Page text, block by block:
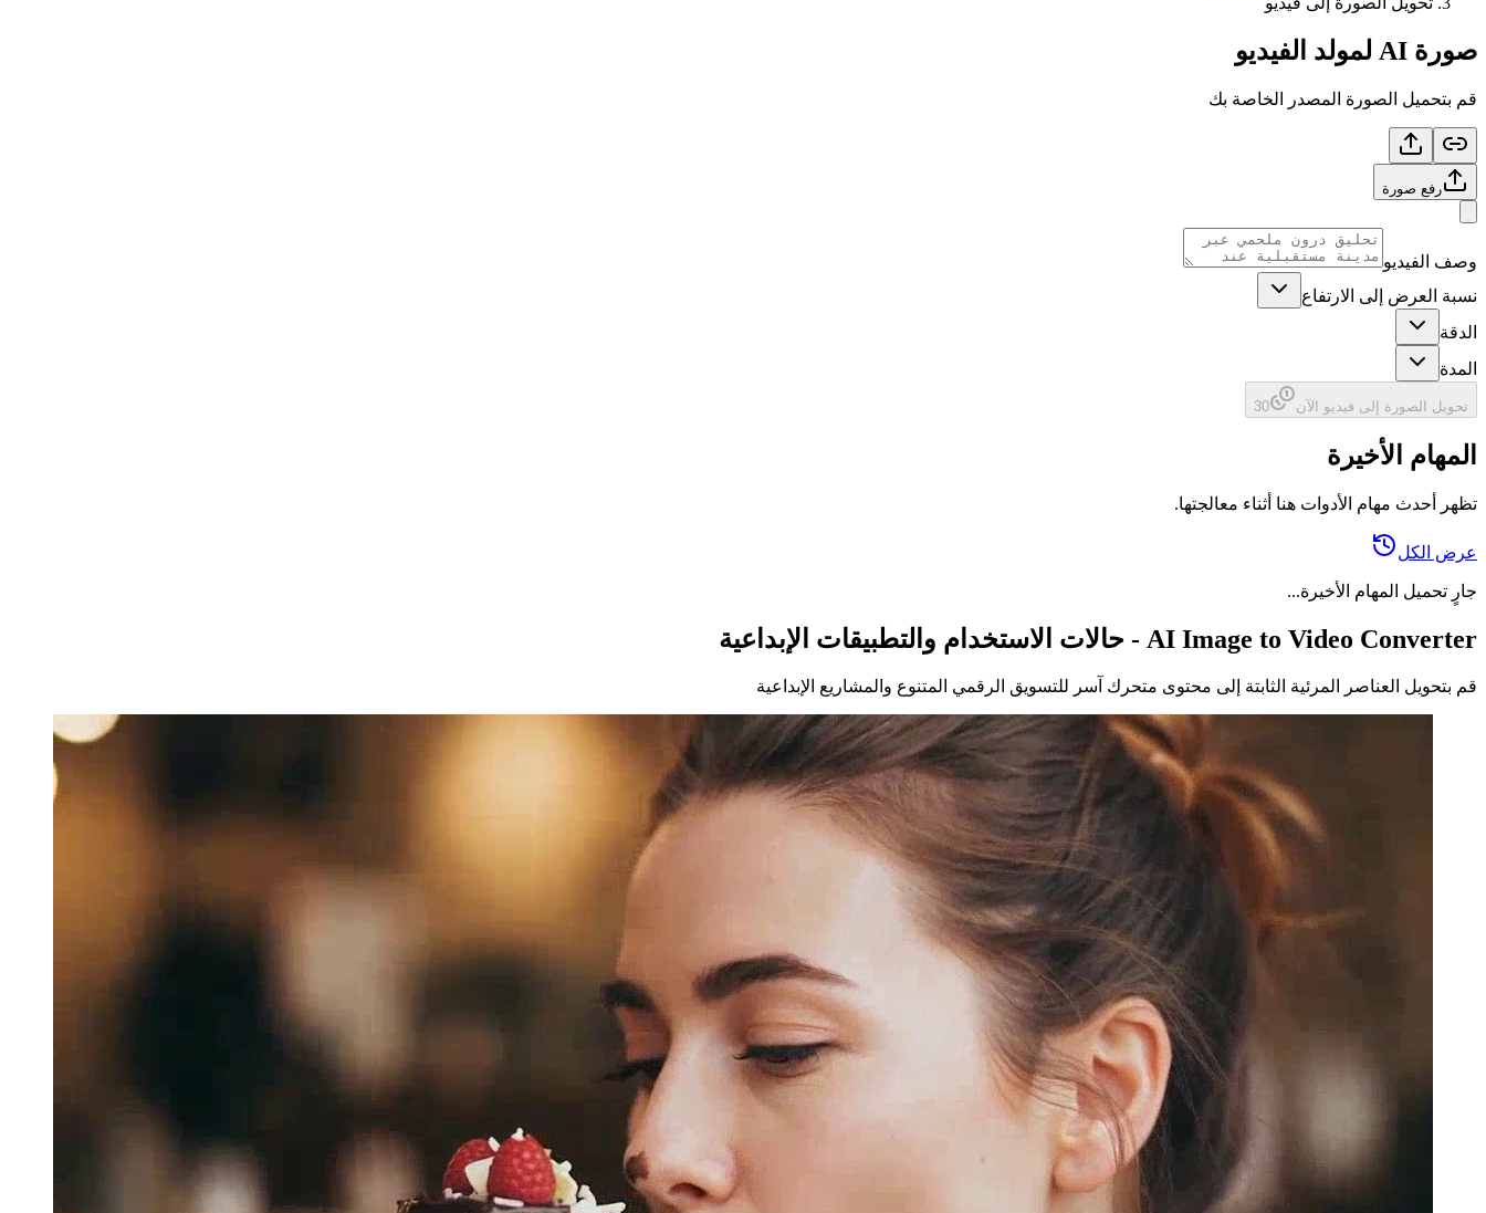
صورة AI لمولد الفيديو
قم بتحميل الصورة المصدر الخاصة بك
رفع صورة
وصف الفيديو
نسبة العرض إلى الارتفاع
الدقة
المدة
تحويل الصورة إلى فيديو الآن 30
المهام الأخيرة
تظهر أحدث مهام الأدوات هنا أثناء معالجتها.
عرض الكل
جارٍ تحميل المهام الأخيرة...
AI Image to Video Converter - حالات الاستخدام والتطبيقات الإبداعية
قم بتحويل العناصر المرئية الثابتة إلى محتوى متحرك آسر للتسويق الرقمي المتنوع والمشاريع الإبداعية